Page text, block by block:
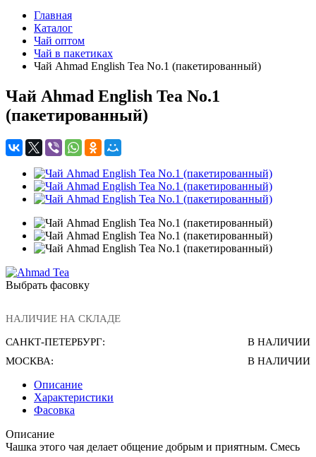
Главная
Каталог
Чай оптом
Чай в пакетиках
Чай Ahmad English Tea No.1 (пакетированный)
Чай Ahmad English Tea No.1
(пакетированный)
Выбрать фасовку
НАЛИЧИЕ НА СКЛАДЕ
САНКТ-ПЕТЕРБУРГ:
В НАЛИЧИИ
МОСКВА:
В НАЛИЧИИ
Описание
Характеристики
Фасовка
Описание
Чашка этого чая делает общение добрым и приятным. Смесь